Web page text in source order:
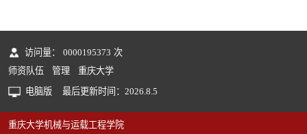
访问量： 0000195373 次
师资队伍
管理
重庆大学
电脑版
最后更新时间： 2026 8 5
重庆大学机械与运载工程学院